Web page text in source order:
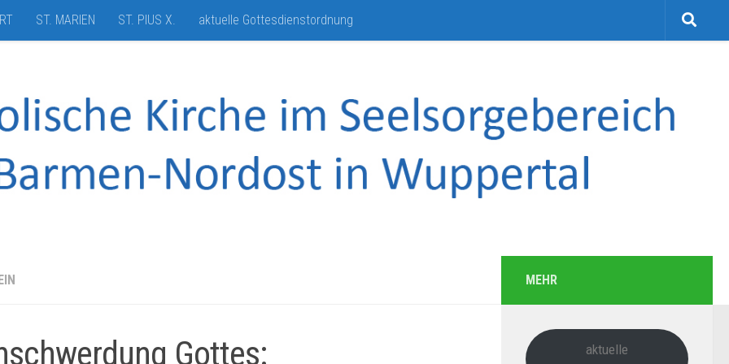
ST. MARIEN ST. PIUS X. aktuelle Gottesdienstordnung
Gottes:
MEHR
aktuelle